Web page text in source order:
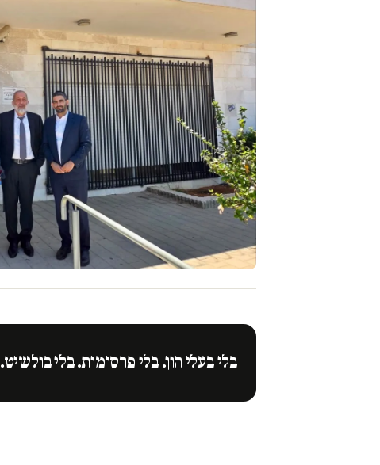
בלי בעלי הון. בלי פרסומות. בלי בולשיט.